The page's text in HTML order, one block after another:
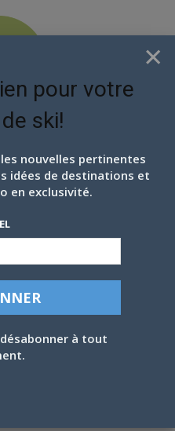
LES
OÙ SONT LES
×
pour votre
ski!
nouvelles pertinentes
idées de destinations et
en exclusivité.
à tout